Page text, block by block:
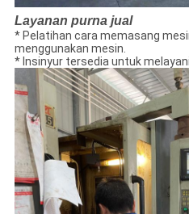
Layanan purna jual
* Pelatihan cara memasang
menggunakan mesin.
* Insinyur tersedia untuk